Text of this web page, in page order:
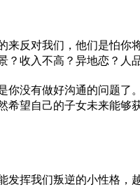
反对我们，他们是怕你
？收入不高？异地恋？人
没有做好沟通的问题了
希望自己的子女未来能够
挥我们叛逆的小性格，